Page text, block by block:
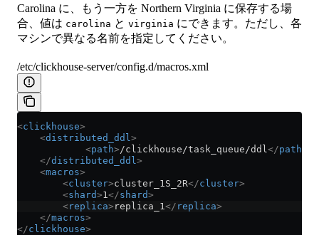
Carolina に、もう一方を Northern Virginia に保存する場
合、値は carolina と virginia にできます。ただし、各
マシンで異なる名前を指定してください。
/etc/clickhouse-server/config.d/macros.xml
<clickhouse>
    <
distributed_ddl >
            <
path> /clickhouse/task_queue/ddl </path
    </
distributed_ddl >
    <
macros>
        <
cluster>cluster_1S_2R</cluster>
        <
shard>1 </shard>
        <
replica> replica_1 </ replica>
    </
macros>
</clickhouse>